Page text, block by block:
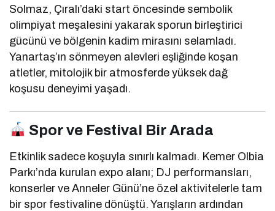
Solmaz, Çıralı’daki start öncesinde sembolik
olimpiyat meşalesini yakarak sporun birleştirici
gücünü ve bölgenin kadim mirasını selamladı.
Yanartaş’ın sönmeyen alevleri eşliğinde koşan
atletler, mitolojik bir atmosferde yüksek dağ
koşusu deneyimi yaşadı.
Spor ve Festival Bir Arada
Etkinlik sadece koşuyla sınırlı kalmadı. Kemer Olbia
Parkı’nda kurulan expo alanı; DJ performansları,
konserler ve Anneler Günü’ne özel aktivitelerle tam
bir spor festivaline dönüştü. Yarışların ardından